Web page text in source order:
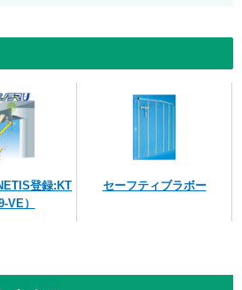
登録:KT
VE）
セーフティブラボー